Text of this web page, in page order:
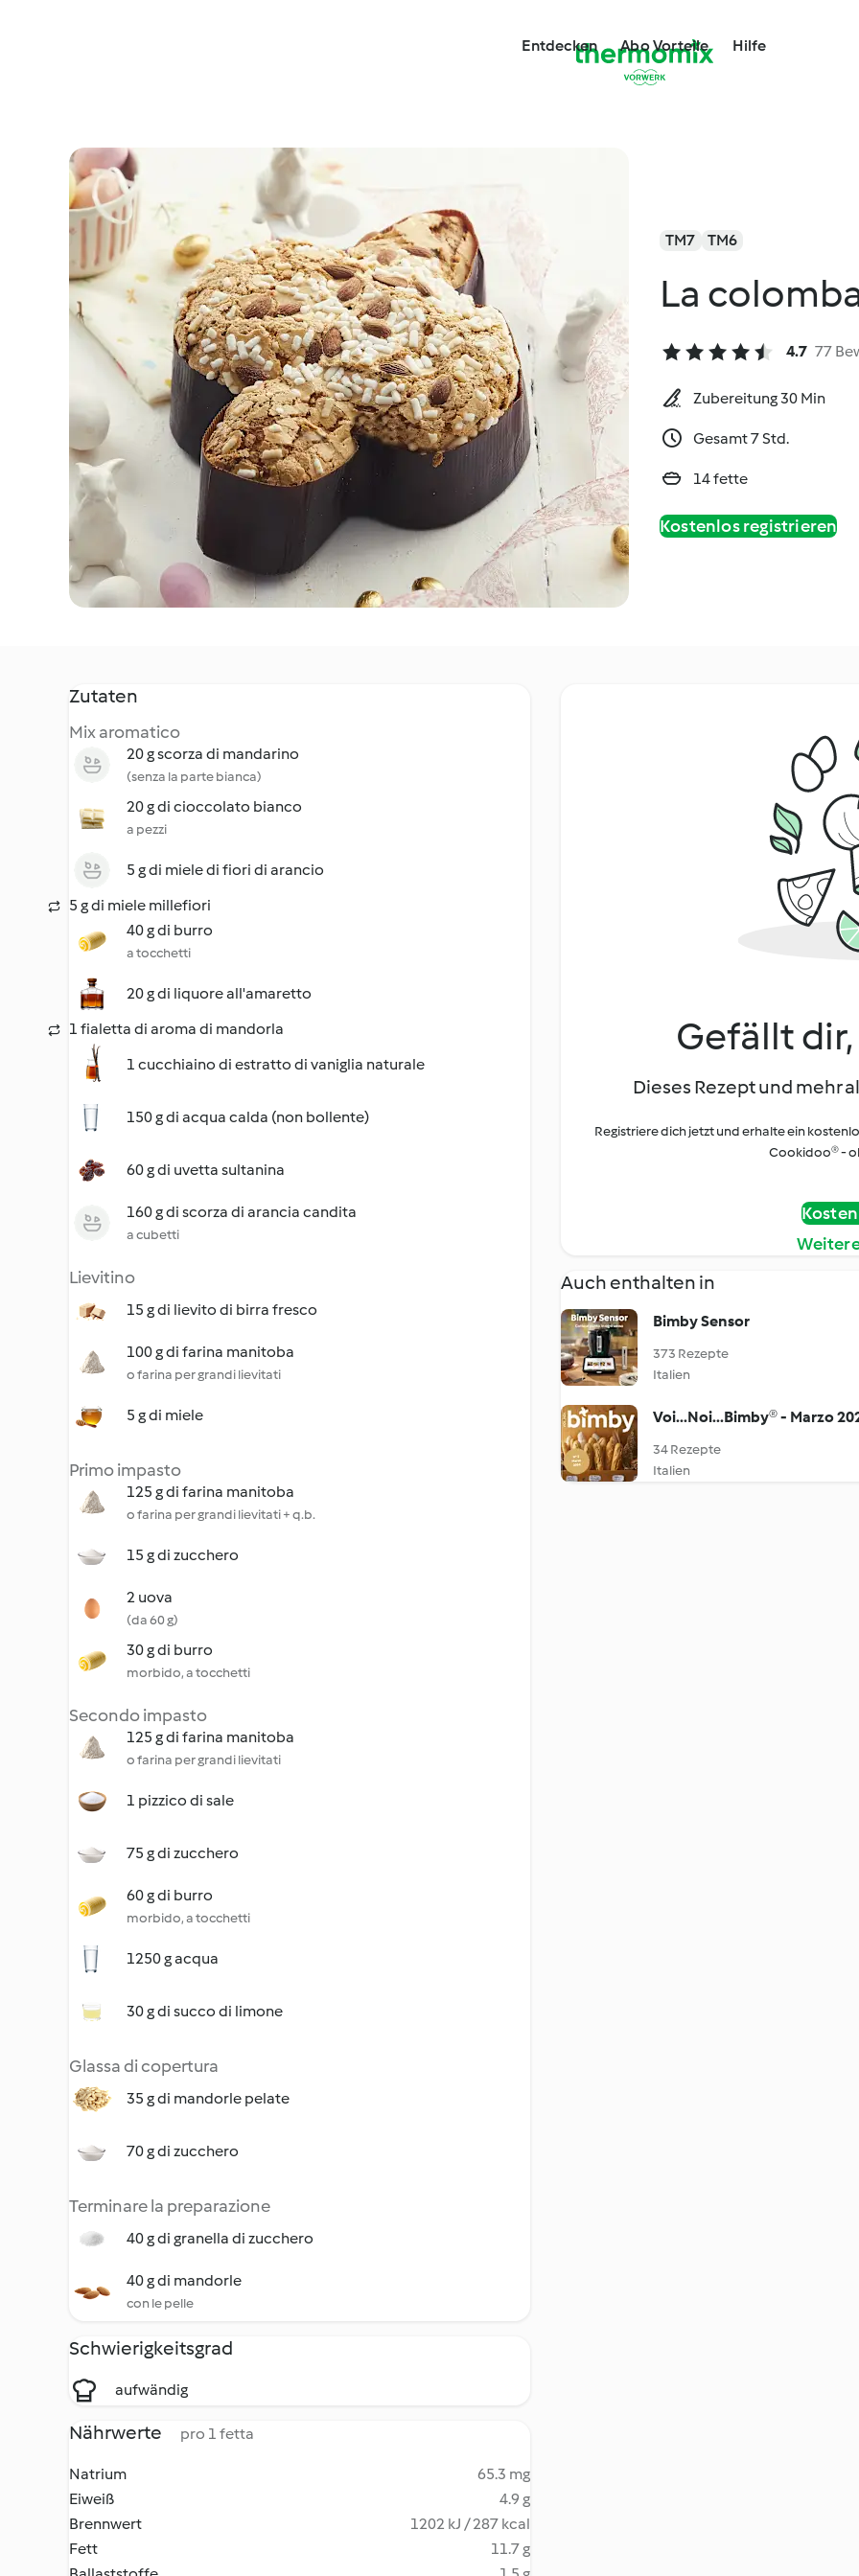
Entdecken Abo Vorteile Hilfe
TM7 TM6
La
4.7 77
Zubereitung 30 Min
Gesamt 7 Std.
14 fette
Kostenlos registrieren
Zutaten
Mix aromatico
20 g scorza di mandarino
(senza la parte bianca)
20 g di cioccolato bianco
a pezzi
5 g di miele di fiori di arancio
5 g di miele millefiori
40 g di burro
a tocchetti
20 g di liquore all'amaretto
1 fialetta di aroma di mandorla
1 cucchiaino di estratto di vaniglia naturale
150 g di acqua calda (non bollente)
60 g di uvetta sultanina
160 g di scorza di arancia candita
a cubetti
Lievitino
15 g di lievito di birra fresco
100 g di farina manitoba
o farina per grandi lievitati
5 g di miele
Primo impasto
125 g di farina manitoba
o farina per grandi lievitati + q.b.
15 g di zucchero
2 uova
(da 60 g)
30 g di burro
morbido, a tocchetti
Secondo impasto
125 g di farina manitoba
o farina per grandi lievitati
1 pizzico di sale
75 g di zucchero
60 g di burro
morbido, a tocchetti
1250 g acqua
30 g di succo di limone
Glassa di copertura
35 g di mandorle pelate
70 g di zucchero
Terminare la preparazione
40 g di granella di zucchero
40 g di mandorle
con le pelle
Schwierigkeitsgrad
aufwändig
Nährwerte pro 1 fetta
Natrium
65.3 mg
Eiweiß
4.9 g
Brennwert
1202 kJ / 287 kcal
Fett
11.7 g
Gefällt
Dieses Rezept und mehr
Registriere dich jetzt und erhalte ein
Cookidoo® -
Auch enthalten in
Bimby Sensor
373 Rezepte
Italien
Voi...Noi...Bimby® - Marzo
34 Rezepte
Italien